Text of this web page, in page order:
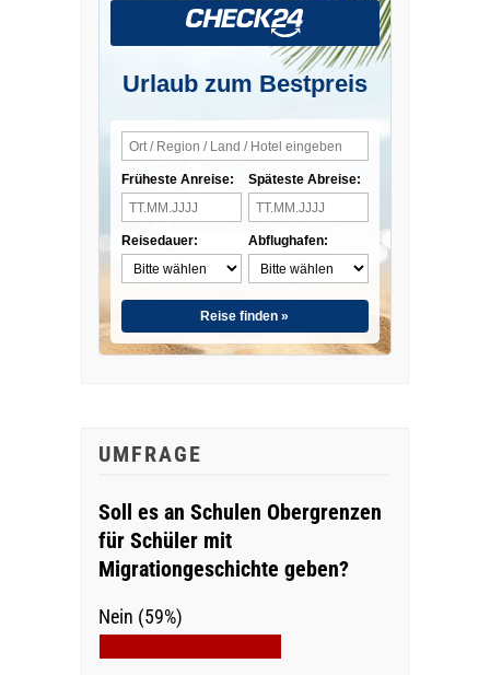
Urlaub zum Bestpreis
Früheste Anreise:
Reisedauer:
Späteste Abreise:
Abflughafen:
Reise finden »
UMFRAGE
Soll es an Schulen Obergrenzen
für Schüler mit
Migrationgeschichte geben?
Nein (59%)